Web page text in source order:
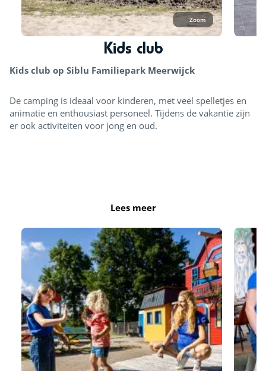
Zoom
Kids club
Kids club op Siblu Familiepark Meerwijck
De camping is ideaal voor kinderen, met veel spelletjes en
animatie en enthousiast personeel. Tijdens de vakantie zijn
er ook activiteiten voor jong en oud.
Lees meer